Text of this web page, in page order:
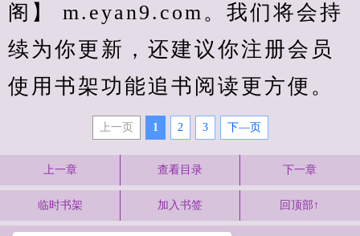
阁】 m.eyan9.com。我们将会持
续为你更新，还建议你注册会员
使用书架功能追书阅读更方便。
上一页 1 2 3 下—页
上一章 查看目录 下一章
临时书架 加入书签 回顶部↑